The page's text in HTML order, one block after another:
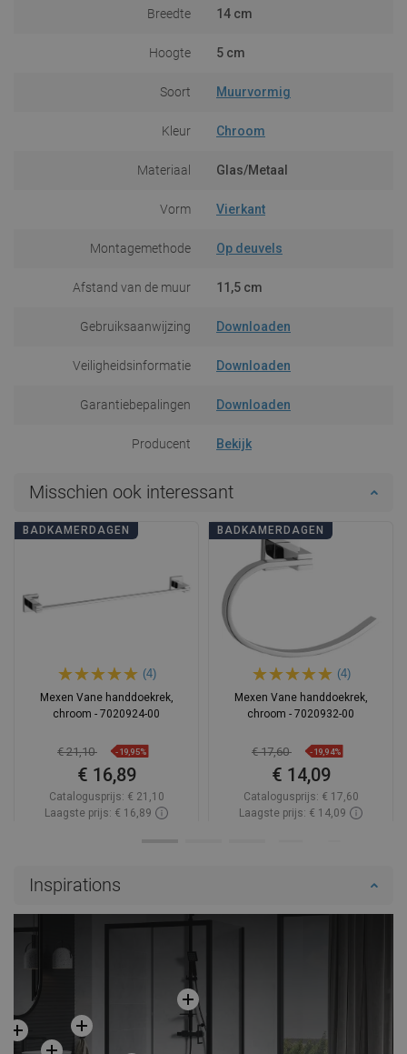
Breedte 14 cm
Hoogte 5 cm
Soort Muurvormig
Kleur Chroom
Materiaal Glas/Metaal
Vorm Vierkant
Montagemethode Op deuvels
Afstand van de muur 11,5 cm
Gebruiksaanwijzing Downloaden
Veiligheidsinformatie Downloaden
Garantiebepalingen Downloaden
Producent Bekijk
Misschien ook interessant
BADKAMERDAGEN
(4)
Mexen Vane handdoekrek,
chroom - 7020924-00
€ 21,10 -19,95%
€ 16,89
Catalogusprijs: € 21,10
Laagste prijs: € 16,89
BADKAMERDAGEN
(4)
Mexen Vane handdoekrek,
chroom - 7020932-00
€ 17,60 -19,94%
€ 14,09
Catalogusprijs: € 17,60
Laagste prijs: € 14,09
Inspirations